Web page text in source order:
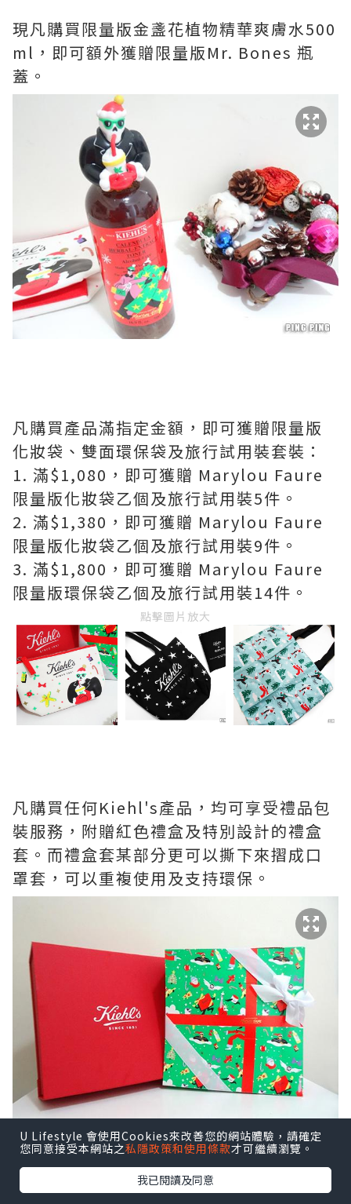
U Lifestyle 會使用Cookies來改善您的網站體驗，請確定
您同意接受本網站之私隱政策和使用條款才可繼續瀏覽。
我已閱讀及同意
現凡購買限量版金盞花植物精華爽膚水500
ml，即可額外獲贈限量版Mr. Bones 瓶
蓋。
凡購買產品滿指定金額，即可獲贈限量版
化妝袋、雙面環保袋及旅行試用裝套裝：
1. 滿$1,080，即可獲贈 Marylou Faure
限量版化妝袋乙個及旅行試用裝5件。
2. 滿$1,380，即可獲贈 Marylou Faure
限量版化妝袋乙個及旅行試用裝9件。
3. 滿$1,800，即可獲贈 Marylou Faure
限量版環保袋乙個及旅行試用裝14件。
點擊圖片放大
凡購買任何Kiehl's產品，均可享受禮品包
裝服務，附贈紅色禮盒及特別設計的禮盒
套。而禮盒套某部分更可以撕下來摺成口
罩套，可以重複使用及支持環保。